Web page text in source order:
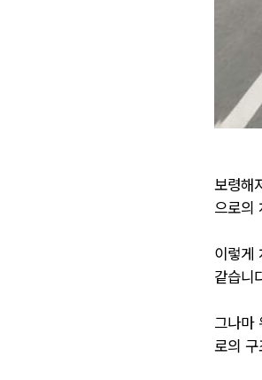
보령해
으로의
이렇게
같습니
그나마
로의